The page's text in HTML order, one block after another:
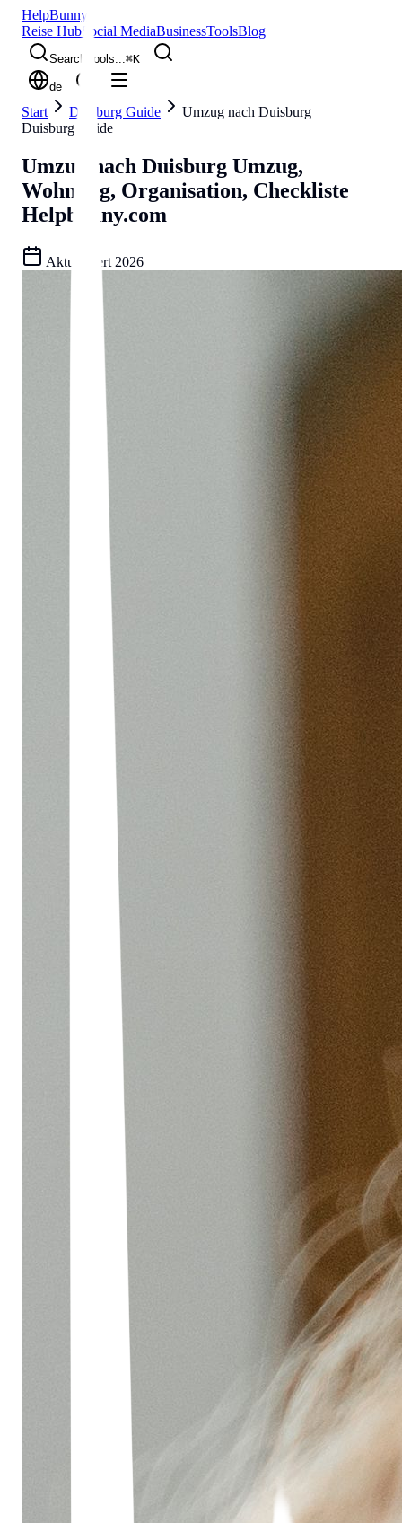
HelpBunny
Reise HubSocial MediaBusinessToolsBlog
Search tools...⌘K
de
Start Duisburg Guide
Umzug nach Duisburg
Duisburg Guide
Umzug nach Duisburg Umzug,
Wohnung, Organisation, Checkliste
Helpbunny.com
Aktualisiert 2026